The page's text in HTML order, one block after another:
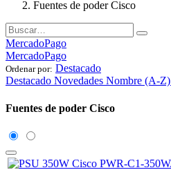
Fuentes de poder Cisco
MercadoPago
MercadoPago
Ordenar por: Destacado
Destacado Novedades Nombre (A-Z)
Fuentes de poder Cisco